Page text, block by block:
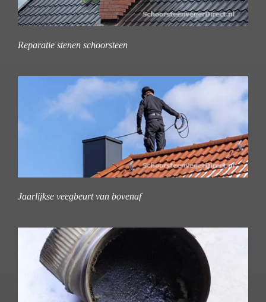
Reparatie stenen schoorsteen
Jaarlijkse veegbeurt van bovenaf